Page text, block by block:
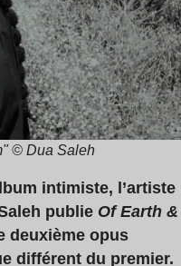
© Dua Saleh
intimiste, l’artiste
publie Of Earth &
deuxième opus
différent du premier.